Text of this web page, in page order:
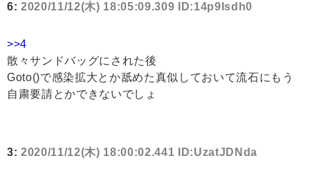
6: 2020/11/12(木) 18:05:09.309 ID:14p9Isdh0
>>4
散々サンドバッグにされた後
Goto()で感染拡大とか舐めた真似しておいて流石にもう
自粛要請とかできないでしょ
3: 2020/11/12(木) 18:00:02.441 ID:UzatJDNda